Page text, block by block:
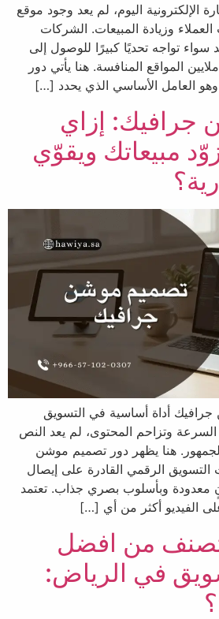
الإلكترونية اليوم، لم يعد وجود موقع
وزيادة المبيعات. الشركات
سواء تواجه تحديًا كبيرًا للوصول إلى
المواقع المنافسة. هنا يأتي دور
العامل الأساسي الذي يحدد […]
جرافيك: إزاي
مبيعاتك ويقوّي
أداة أساسية في التسويق
وتزاحم المحتوى، لم يعد النص
هنا يظهر دور تصميم موشن
الرقمي القادرة على إيصال
معدودة وبأسلوب بصري جذاب. تعتمد
على الفيديو أكثر من أي […]
من افضل
في الرياض: